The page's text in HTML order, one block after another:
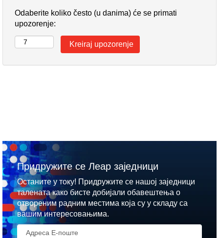
Odaberite koliko često (u danima) će se primati
upozorenje:
Придружите се Леар заједници
Останите у току! Придружите се нашој заједници
талената како бисте добијали обавештења о
отвореним радним местима која су у складу са
вашим интересовањима.